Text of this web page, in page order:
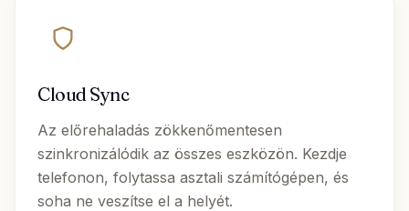
Cloud Sync
Az előrehaladás zökkenőmentesen
szinkronizálódik az összes eszközön. Kezdje
telefonon, folytassa asztali számítógépen, és
soha ne veszítse el a helyét.